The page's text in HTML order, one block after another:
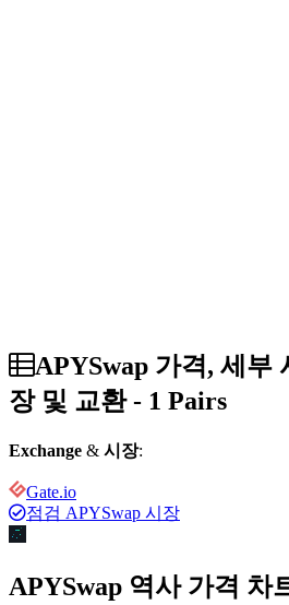
APYSwap 가격, 세부
장 및 교환 - 1 Pairs
Exchange & 시장:
Gate.io
점검 APYSwap 시장
APYSwap 역사 가격 차